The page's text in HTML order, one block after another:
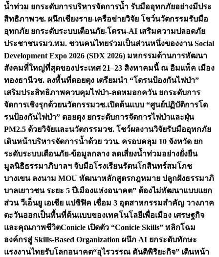
น้ำท่วม ยกระดับการบริหารจัดการน้ำ รับมืออุทกภัยอย่างมีประ
สิทธิภาพวช. ผนึกเชียงราย-เครือข่ายวิจัย โชว์นวัตกรรมรับมือ
อุทกภัย ยกระดับระบบเตือนภัย-โดรน-AI เสริมความปลอดภัย
ประชาชนรมว.พม. ชวนคนไทยร่วมเป็นส่วนหนึ่งของงาน Social
Development Expo 2026 (SDX 2026) มหกรรมด้านการพัฒนา
สังคมที่ใหญ่ที่สุดของประเทศ 21–23 สิงหาคมนี้ ณ อิมแพ็ค เมือง
ทองธานีวช. ลงพื้นที่ดอยตุง เตรียมนำ “โดรนป้องกันไฟป่า”
เสริมประสิทธิภาพควบคุมไฟป่า-ลดหมอกควัน ยกระดับการ
จัดการเชิงรุกด้วยนวัตกรรมวช.เปิดต้นแบบ “ศูนย์ปฏิบัติการโด
รนป้องกันไฟป่า” ดอยตุง ยกระดับการจัดการไฟป่าและฝุ่น
PM2.5 ด้วยวิจัยและนวัตกรรมวช. โชว์ผลงานวิจัยรับมืออุทกภัย
เดินหน้าบริหารจัดการน้ำด้วย ววน. ครอบคลุม 10 จังหวัด ยก
ระดับระบบเตือนภัย-ข้อมูลกลาง ลดเสี่ยงน้ำท่วมอย่างยั่งยืน
มูลนิธิธรรมาภิบาลฯ จับมือโรงเรียนรัตนโกสินทร์สมโภช
บางเขน ลงนาม MOU พัฒนาหลักสูตรกฎหมาย ปลูกฝังธรรมาภิ
บาลเยาวชน ระยะ 5 ปีเมืองแห่งอนาคต” ต้องไม่พัฒนาแบบแยก
ส่วน วีเอ็นยู เอเชีย แปซิฟิค เชื่อม 3 อุตสาหกรรมสำคัญ วางภาค
ตะวันออกเป็นพื้นที่ต้นแบบของเทคโนโลยีเพื่อเมือง เศรษฐกิจ
และคุณภาพชีวิตConicle เปิดตัว “Conicle Skills” พลิกโฉม
องค์กรสู่ Skills-Based Organization ผนึก AI ยกระดับทักษะ
แรงงานไทยรับโลกอนาคต“อุไรวรรณ ตันติพิริยะกิจ” เดินหน้า